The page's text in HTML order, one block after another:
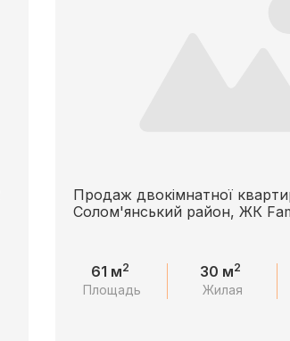
Продаж двокімнатної
Солом'янський район, ЖК
61 м2
Площадь
30 м2
Жилая